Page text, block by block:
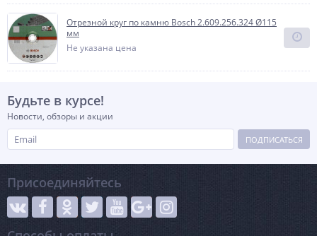
Отрезной круг по камню Bosch 2.609.256.324 Ø115
мм
Не указана цена
Будьте в курсе!
Новости, обзоры и акции
ПОДПИСАТЬСЯ
Присоединяйтесь